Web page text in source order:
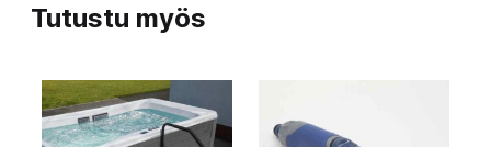
Tutustu myös